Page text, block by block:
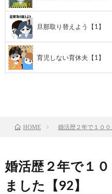
旦那取り替えよう【1】
育児しない育休夫【1】
HOME 婚活歴２年で１０
婚活歴２年で１
ました【92】